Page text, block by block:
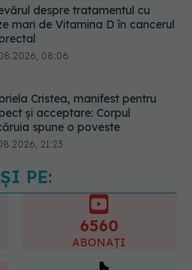
Cristea, manifest pentru
și acceptare: Corpul
spune o poveste
de la Fundeni demontează
dintre cele mai răspândite
despre diabet
PE:
6560
ABONAȚI